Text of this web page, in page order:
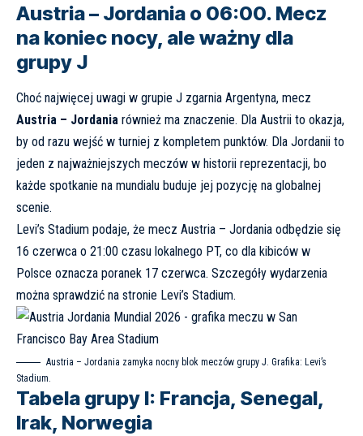
Austria – Jordania o 06:00. Mecz
na koniec nocy, ale ważny dla
grupy J
Choć najwięcej uwagi w grupie J zgarnia Argentyna, mecz
Austria – Jordania również ma znaczenie. Dla Austrii to okazja,
by od razu wejść w turniej z kompletem punktów. Dla Jordanii to
jeden z najważniejszych meczów w historii reprezentacji, bo
każde spotkanie na mundialu buduje jej pozycję na globalnej
scenie.
Levi’s Stadium podaje, że mecz Austria – Jordania odbędzie się
16 czerwca o 21:00 czasu lokalnego PT, co dla kibiców w
Polsce oznacza poranek 17 czerwca. Szczegóły wydarzenia
można sprawdzić na stronie Levi’s Stadium.
Austria – Jordania zamyka nocny blok meczów grupy J. Grafika: Levi’s
Stadium.
Tabela grupy I: Francja, Senegal,
Irak, Norwegia